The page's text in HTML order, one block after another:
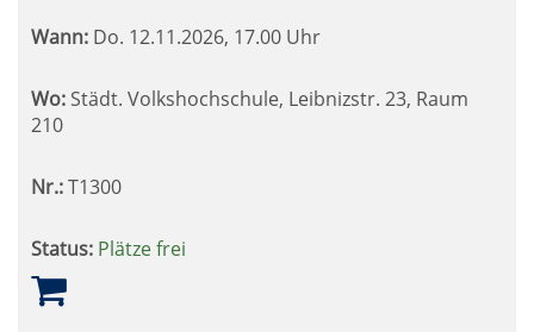
Wann: Do. 12.11.2026, 17.00 Uhr
Wo: Städt. Volkshochschule, Leibnizstr. 23, Raum
210
Nr.:T1300
Status: Plätze frei